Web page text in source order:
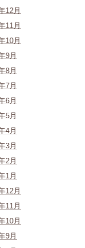
12月
11月
10月
9月
8月
7月
6月
5月
4月
3月
2月
1月
12月
11月
10月
9月